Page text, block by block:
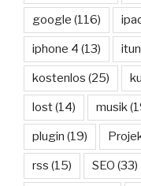
google (116)
iphone 4 (13)
kostenlos (25)
lost(14) musik
plugin (19)
rss (15) SEO (33)